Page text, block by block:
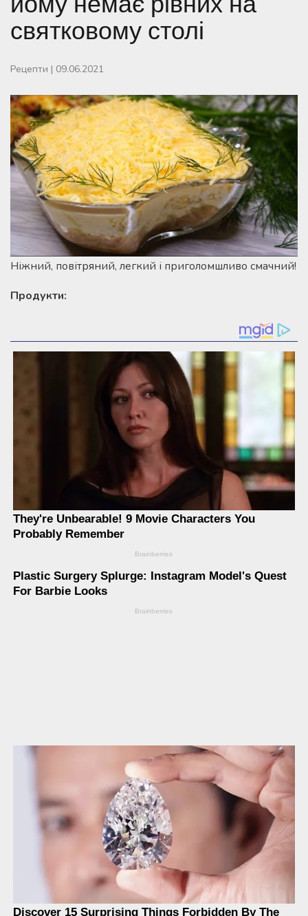
святковому столі
Рецепти | 09.06.2021
Ніжний, повітряний, легкий і приголомшливо смачний!
Продукти: